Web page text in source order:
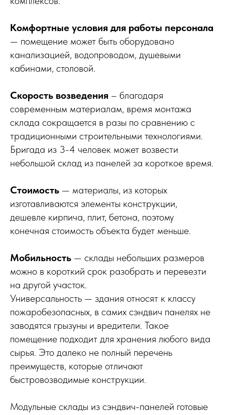
Комфортные условия для работы персонала
— помещение может быть оборудовано
канализацией, водопроводом, душевыми
кабинами, столовой.
Скорость возведения – благодаря
современным материалам, время монтажа
склада сокращается в разы по сравнению с
традиционными строительными технологиями.
Бригада из 3-4 человек может возвести
небольшой склад из панелей за короткое время.
Стоимость — материалы, из которых
изготавливаются элементы конструкции,
дешевле кирпича, плит, бетона, поэтому
конечная стоимость объекта будет меньше.
Мобильность — склады небольших размеров
можно в короткий срок разобрать и перевезти
на другой участок.
Универсальность — здания относят к классу
пожаробезопасных, в самих сэндвич панелях не
заводятся грызуны и вредители. Такое
помещение подходит для хранения любого вида
сырья. Это далеко не полный перечень
преимуществ, которые отличают
быстровозводимые конструкции.
Модульные склады из сэндвич-панелей готовые